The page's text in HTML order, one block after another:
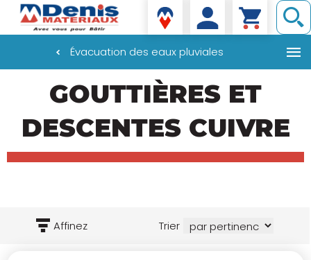
Denis matériaux
Évacuation des eaux pluviales
GOUTTIÈRES ET
DESCENTES CUIVRE
Affinez Trier